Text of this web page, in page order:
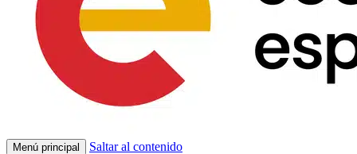
Menú principal Saltar al contenido